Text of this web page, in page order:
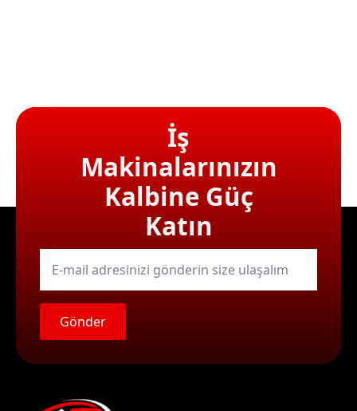
İş
Makinalarınızın
Kalbine Güç
Katın
E-
mail
Gönder